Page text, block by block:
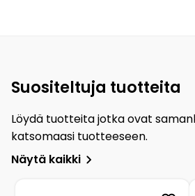
Suositeltuja tuotteita
Löydä tuotteita jotka ovat
katsomaasi tuotteeseen.
Näytä kaikki